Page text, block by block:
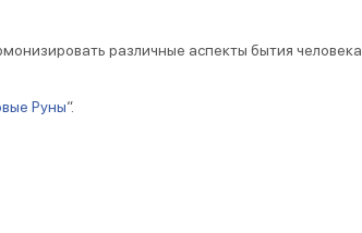
различные аспекты бытия человека.
Руны“.